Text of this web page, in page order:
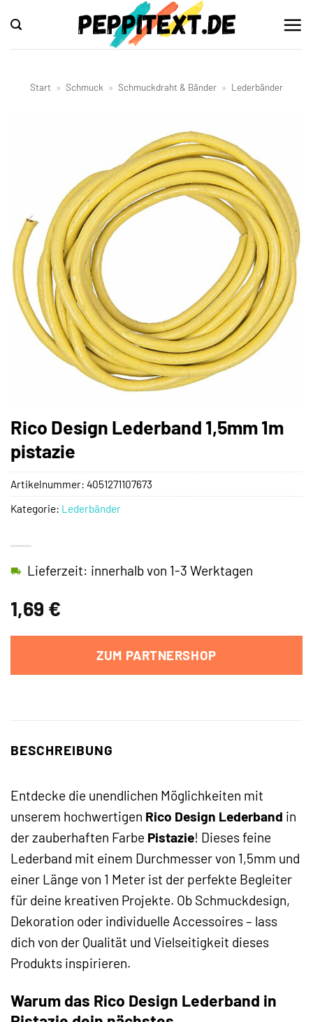
Inhalt
springen
Start » Schmuck » Schmuckdraht & Bänder » Lederbänder
Rico Design Lederband 1,5mm 1m
pistazie
1,69 €
Lieferzeit: innerhalb von 1-3 Werktagen
ZUM PARTNERSHOP
Artikelnummer: 4051271107673
Kategorie: Lederbänder
BESCHREIBUNG
Entdecke die unendlichen Möglichkeiten mit
unserem hochwertigen Rico Design Lederband in
der zauberhaften Farbe Pistazie! Dieses feine
Lederband mit einem Durchmesser von 1,5mm und
einer Länge von 1 Meter ist der perfekte Begleiter
für deine kreativen Projekte. Ob Schmuckdesign,
Dekoration oder individuelle Accessoires – lass
dich von der Qualität und Vielseitigkeit dieses
Produkts inspirieren.
Warum das Rico Design Lederband in